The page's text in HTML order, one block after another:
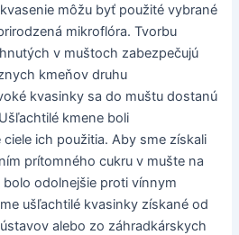
môžu byť použité vybrané
mikroflóra. Tvorbu
v muštoch zabezpečujú
kmeňov druhu
kvasinky sa do muštu dostanú
kmene boli
ich použitia. Aby sme získali
prítomného cukru v mušte na
odolnejšie proti vínnym
ušľachtilé kvasinky získané od
alebo zo záhradkárskych